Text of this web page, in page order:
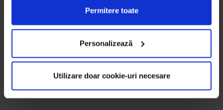
Permitere toate
Personalizează
Utilizare doar cookie-uri necesare